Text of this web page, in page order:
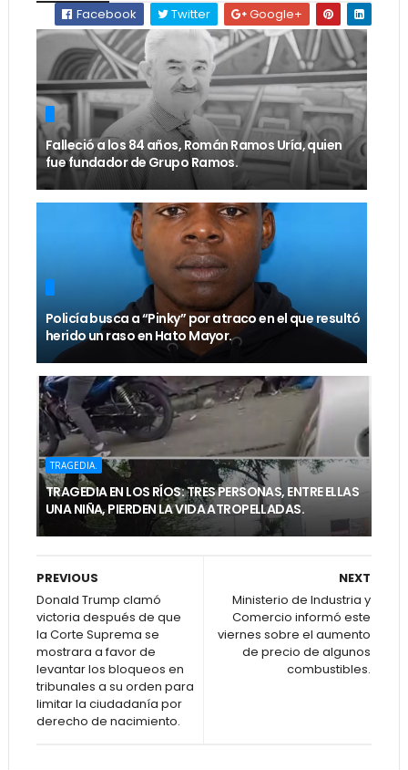
Facebook Twitter Google+
Falleció a los 84 años, Román Ramos Uría, quien
fue fundador de Grupo Ramos.
Policía busca a “Pinky” por atraco en el que resultó
herido un raso en Hato Mayor.
TRAGEDIA.
TRAGEDIA EN LOS RÍOS: TRES PERSONAS, ENTRE ELLAS
UNA NIÑA, PIERDEN LA VIDA ATROPELLADAS.
NEXT
Ministerio de Industria y
Comercio informó este
viernes sobre el aumento
de precio de algunos
combustibles.
PREVIOUS
Donald Trump clamó
victoria después de que
la Corte Suprema se
mostrara a favor de
levantar los bloqueos en
tribunales a su orden para
limitar la ciudadanía por
derecho de nacimiento.